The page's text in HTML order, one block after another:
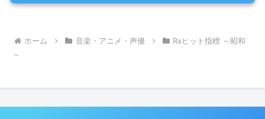
ホーム 音楽・アニメ・声優
Rxヒット指標 ～昭和
～